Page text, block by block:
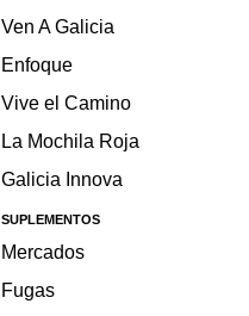
Ven A Galicia
Enfoque
Vive el Camino
La Mochila Roja
Galicia Innova
SUPLEMENTOS
Mercados
Fugas